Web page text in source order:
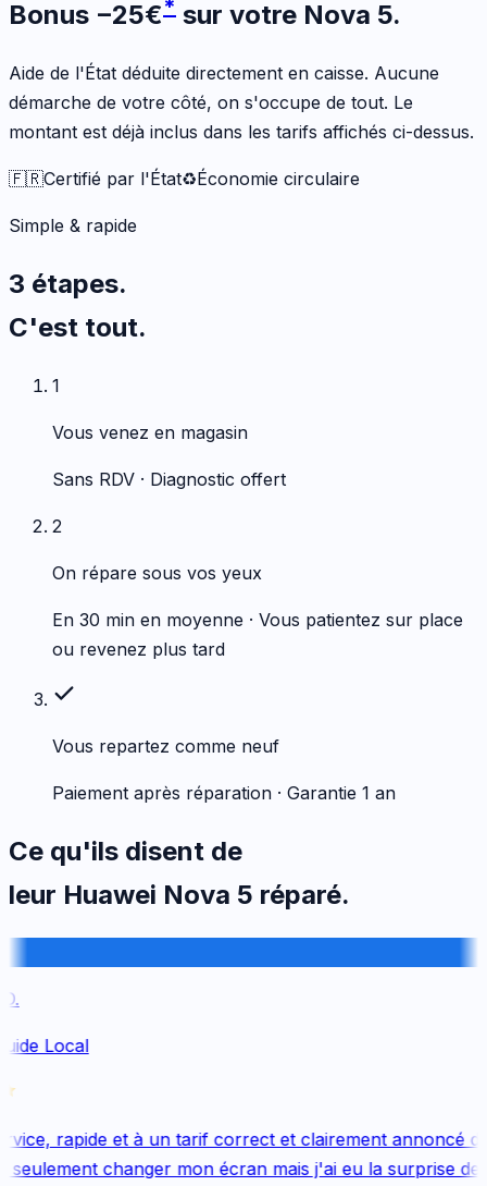
Bonus −25€* sur votre Nova 5.
Aide de l'État déduite directement en caisse. Aucune
démarche de votre côté, on s'occupe de tout. Le
montant est déjà inclus dans les tarifs affichés ci-dessus.
🇫🇷Certifié par l'État♻️Économie circulaire
Simple & rapide
3 étapes.
C'est tout.
1
Vous venez en magasin
Sans RDV · Diagnostic offert
2
On répare sous vos yeux
En 30 min en moyenne · Vous patientez sur place
ou revenez plus tard
Vous repartez comme neuf
Paiement après réparation · Garantie 1 an
Ce qu'ils disent de
leur Huawei Nova 5 réparé.
Local
rapide et à un tarif correct et clairement annoncé
changer mon écran mais j'ai eu la surprise de